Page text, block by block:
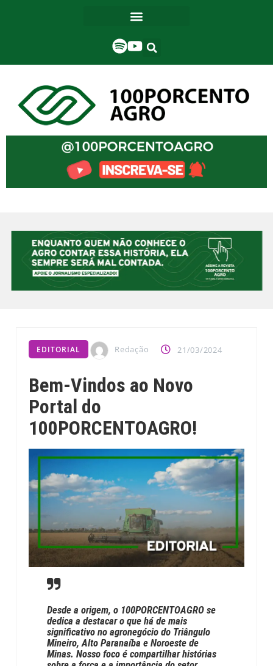
EDITORIAL Redação 21/03/2024
Bem-Vindos ao Novo
Portal do
100PORCENTOAGRO!
Desde a origem, o 100PORCENTOAGRO se
dedica a destacar o que há de mais
significativo no agronegócio do Triângulo
Mineiro, Alto Paranaíba e Noroeste de
Minas. Nosso foco é compartilhar histórias